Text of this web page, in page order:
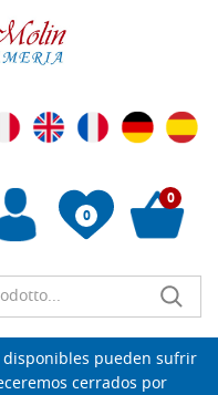
0
vacía
0
disponibles pueden sufrir
cerrados por